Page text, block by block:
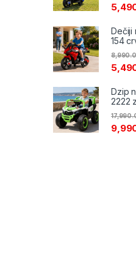
Dečiji
154
Dzip
2222